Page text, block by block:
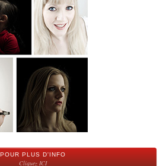
POUR PLUS D'INFO
Cliquez ICI